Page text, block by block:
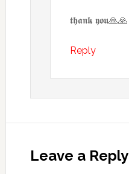
𝖙𝖍𝖆𝖓𝖐 𝖞𝖔𝖚🙏🙏
Reply
Leave a Reply